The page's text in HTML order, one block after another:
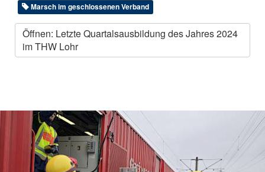
Marsch im geschlossenen Verband
Öffnen: Letzte Quartalsausbildung des Jahres 2024
im THW Lohr